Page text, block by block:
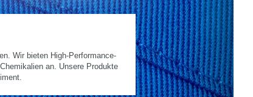
Wir bieten High-Performance-
an. Unsere Produkte